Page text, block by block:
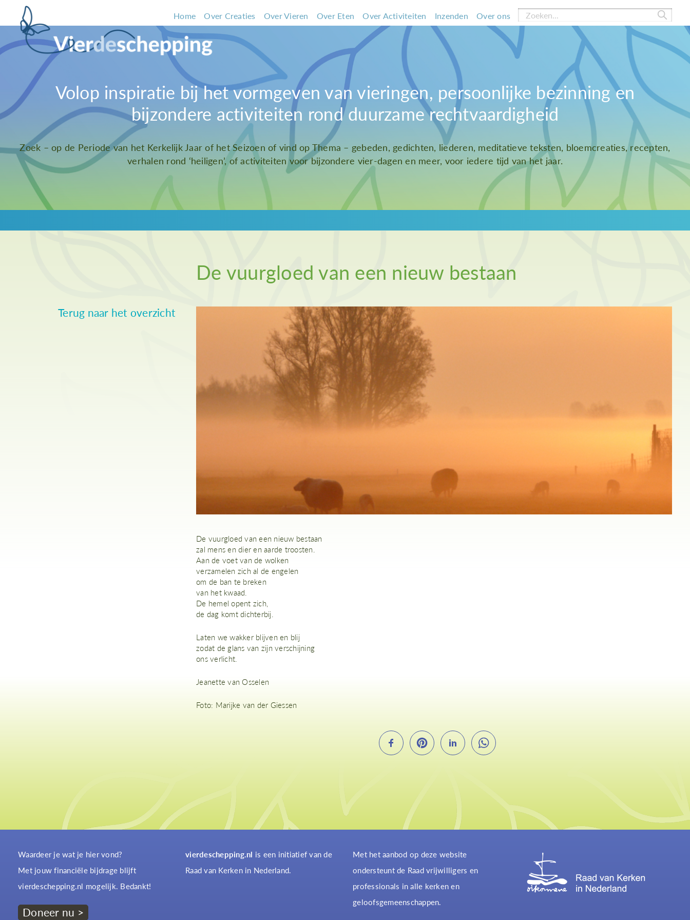
Home Over Creaties Over Vieren Over Eten Over Activiteiten Inzenden Over ons
Volop inspiratie bij het vormgeven van vieringen, persoonlijke bezinning en
bijzondere activiteiten rond duurzame rechtvaardigheid
Zoek – op de Periode van het Kerkelijk Jaar of het Seizoen of vind op Thema – gebeden, gedichten, liederen, meditatieve teksten, bloemcreaties, recepten,
verhalen rond ‘heiligen’, of activiteiten voor bijzondere vier-dagen en meer, voor iedere tijd van het jaar.
Terug naar het overzicht
De vuurgloed van een nieuw bestaan
De vuurgloed van een nieuw bestaan
zal mens en dier en aarde troosten.
Aan de voet van de wolken
verzamelen zich al de engelen
om de ban te breken
van het kwaad.
De hemel opent zich,
de dag komt dichterbij.
Laten we wakker blijven en blij
zodat de glans van zijn verschijning
ons verlicht.
Jeanette van Osselen
Foto: Marijke van der Giessen
Waardeer je wat je hier vond?
Met jouw financiële bijdrage blijft
vierdeschepping.nl mogelijk. Bedankt!
Doneer nu >
vierdeschepping.nl is een initiatief van de
Raad van Kerken in Nederland.
Met het aanbod op deze website
ondersteunt de Raad vrijwilligers en
professionals in alle kerken en
geloofsgemeenschappen.